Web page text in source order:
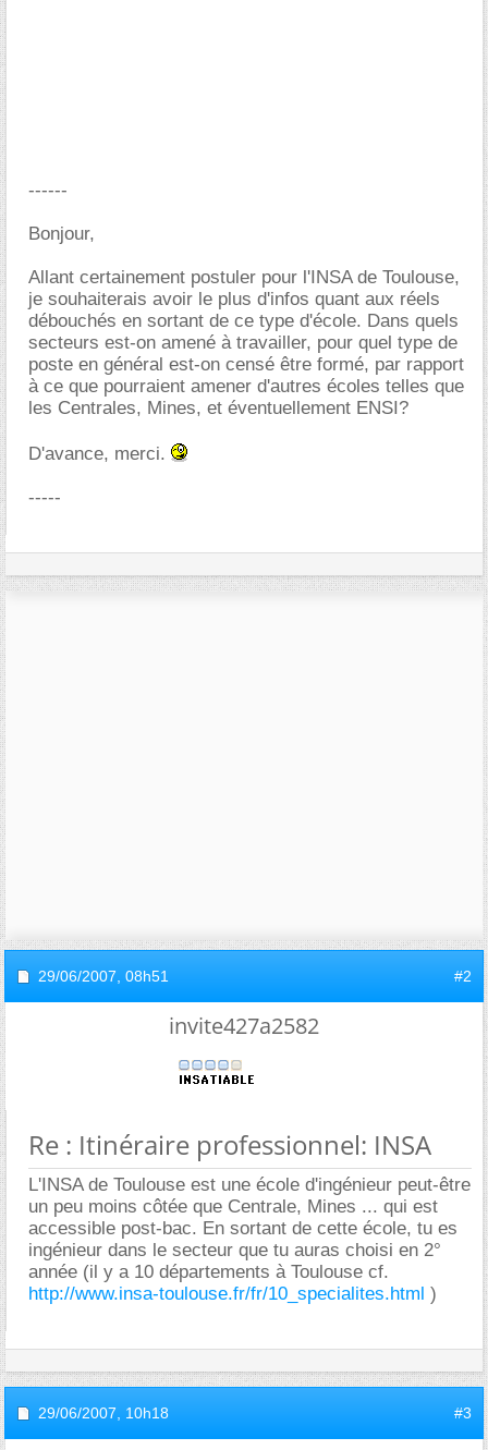
------
Bonjour,
Allant certainement postuler pour l'INSA de Toulouse,
je souhaiterais avoir le plus d'infos quant aux réels
débouchés en sortant de ce type d'école. Dans quels
secteurs est-on amené à travailler, pour quel type de
poste en général est-on censé être formé, par rapport
à ce que pourraient amener d'autres écoles telles que
les Centrales, Mines, et éventuellement ENSI?
D'avance, merci.
-----
29/06/2007, 08h51 #2
invite427a2582
Re : Itinéraire professionnel: INSA
L'INSA de Toulouse est une école d'ingénieur peut-être
un peu moins côtée que Centrale, Mines ... qui est
accessible post-bac. En sortant de cette école, tu es
ingénieur dans le secteur que tu auras choisi en 2°
année (il y a 10 départements à Toulouse cf.
http://www.insa-toulouse.fr/fr/10_specialites.html )
29/06/2007, 10h18 #3